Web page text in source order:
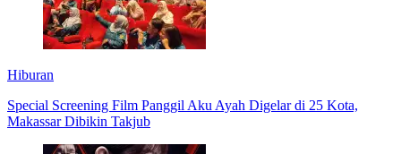
Hiburan
Special Screening Film Panggil Aku Ayah Digelar di 25 Kota,
Makassar Dibikin Takjub